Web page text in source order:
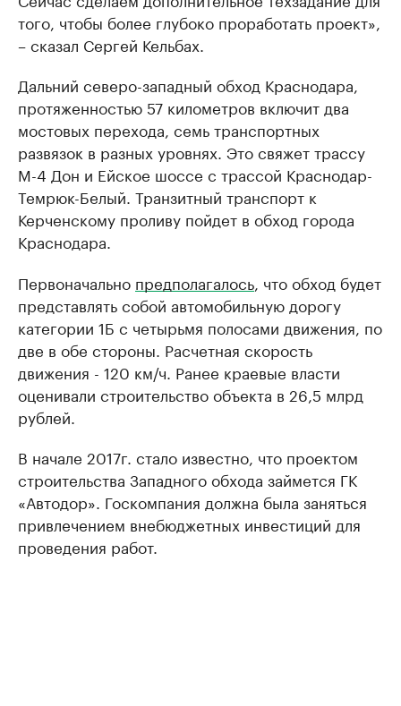
того, чтобы более глубоко проработать проект»,
– сказал Сергей Кельбах.
Дальний северо-западный обход Краснодара,
протяженностью 57 километров включит два
мостовых перехода, семь транспортных
развязок в разных уровнях. Это свяжет трассу
М-4 Дон и Ейское шоссе с трассой Краснодар-
Темрюк-Белый. Транзитный транспорт к
Керченскому проливу пойдет в обход города
Краснодара.
Первоначально предполагалось , что обход будет
представлять собой автомобильную дорогу
категории 1Б с четырьмя полосами движения, по
две в обе стороны. Расчетная скорость
движения - 120 км/ч. Ранее краевые власти
оценивали строительство объекта в 26,5 млрд
рублей.
В начале 2017г. стало известно, что проектом
строительства Западного обхода займется ГК
«Автодор». Госкомпания должна была заняться
привлечением внебюджетных инвестиций для
проведения работ.